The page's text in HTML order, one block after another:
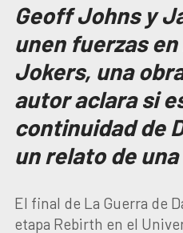
Geoff Johns y
unen fuerzas
Jokers, una
autor aclara si
continuidad de
un relato de
El final de La Guerra de
etapa Rebirth en el